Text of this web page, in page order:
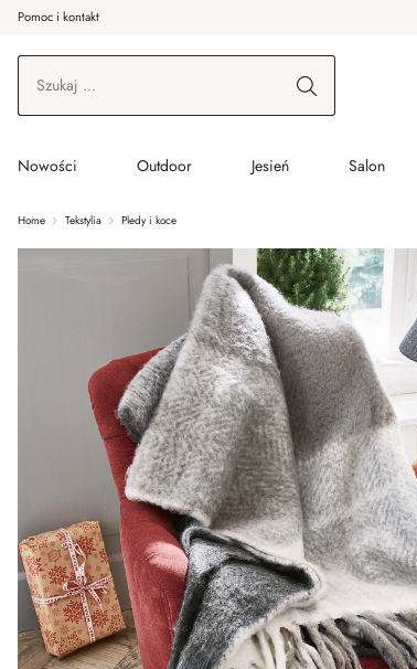
do wątku głównego
Przejdź do wyszukiwania
Przejdź do głównej nawigacji
Pomoc i kontakt
Nowości Outdoor Jesień Salon
Home Tekstylia Pledy i koce